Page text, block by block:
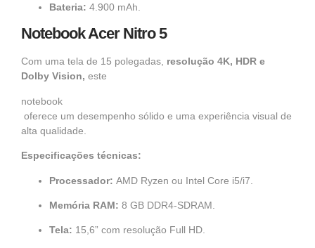
Bateria: 4.900 mAh.
Notebook Acer Nitro 5
Com uma tela de 15 polegadas, resolução 4K, HDR e
Dolby Vision, este
notebook
oferece um desempenho sólido e uma experiência visual de
alta qualidade.
Especificações técnicas:
Processador: AMD Ryzen ou Intel Core i5/i7.
Memória RAM: 8 GB DDR4-SDRAM.
Tela: 15,6” com resolução Full HD.